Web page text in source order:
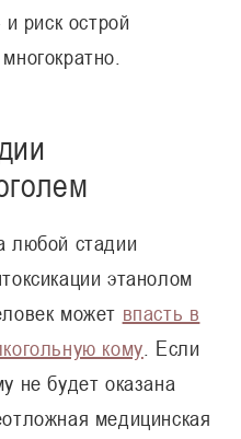
риск острой
любой стадии
этанолом
может впасть в
кому . Если
не будет оказана
медицинская